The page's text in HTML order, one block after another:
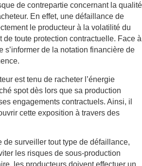
de contrepartie concernant la qualité
En effet, une défaillance de
le producteur à la volatilité du
de toute protection contractuelle. Face à
s’informer de la notation financière de
est tenu de racheter l’énergie
spot dès lors que sa production
engagements contractuels. Ainsi, il
cette exposition à travers des
de surveiller tout type de défaillance,
les risques de sous-production